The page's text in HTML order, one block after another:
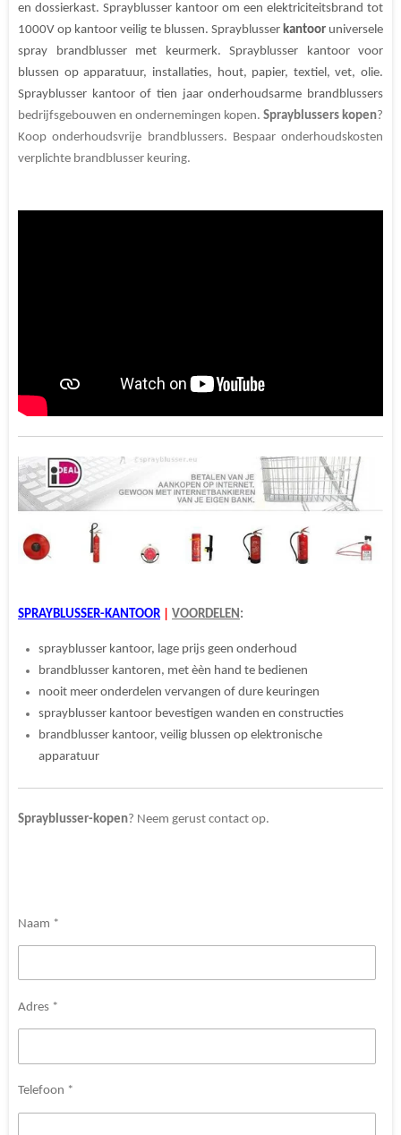
en dossierkast. Sprayblusser kantoor om een elektriciteitsbrand tot
1000V op kantoor veilig te blussen. Sprayblusser kantooruniversele
spray brandblusser met keurmerk. Sprayblusser kantoor voor
blussen op apparatuur, installaties, hout, papier, textiel, vet, olie.
Sprayblusser kantoor of tien jaar onderhoudsarme brandblussers
bedrijfsgebouwen en ondernemingen kopen. Sprayblussers kopen?
Koop onderhoudsvrije brandblussers. Bespaar onderhoudskosten
verplichte brandblusser keuring.
SPRAYBLUSSER-KANTOOR VOORDELEN :
sprayblusser kantoor, lage prijs geen onderhoud
brandblusser kantoren, met èèn hand te bedienen
nooit meer onderdelen vervangen of dure keuringen
sprayblusser kantoor bevestigen wanden en constructies
brandblusser kantoor, veilig blussen op elektronische
apparatuur
Sprayblusser-kopen? Neem gerust contact op.
Naam *
Adres *
Telefoon *